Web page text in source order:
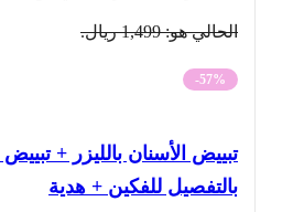
الحالي هو: 1,499 ريال.
-57%
تبييض الأسنان بالليزر + تبييض
بالتفصيل للفكين + هدية